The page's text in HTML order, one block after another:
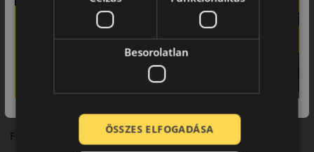
Felhasználási ajánlás
Ajánlott modern személyautókhoz és hosszú távú
A Bridgestone Turanza 6 prémium megoldás a mindennapi
közlekedéshez.
Fő előnyök röviden:
Besorolatlan
ÖSSZES ELFOGADÁSA